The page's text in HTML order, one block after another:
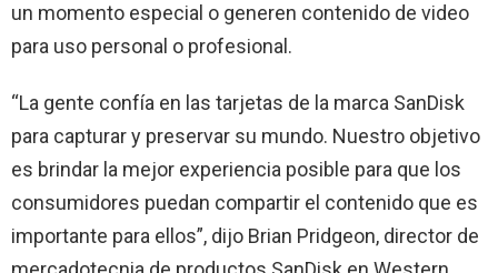
un momento especial o generen contenido de video
para uso personal o profesional.
“La gente confía en las tarjetas de la marca SanDisk
para capturar y preservar su mundo. Nuestro objetivo
es brindar la mejor experiencia posible para que los
consumidores puedan compartir el contenido que es
importante para ellos”, dijo Brian Pridgeon, director de